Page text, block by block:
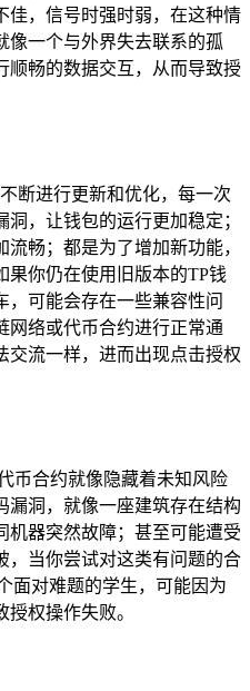
佳，信号时强时弱，在这种情
像一个与外界失去联系的孤
顺畅的数据交互，从而导致授
断进行更新和优化，每一次
，让钱包的运行更加稳定；
畅；都是为了增加新功能，
果你仍在使用旧版本的TP钱
，可能会存在一些兼容性问
网络或代币合约进行正常通
交流一样，进而出现点击授权
币合约就像隐藏着未知风险
漏洞，就像一座建筑存在结构
机器突然故障；甚至可能遭受
，当你尝试对这类有问题的合
面对难题的学生，可能因为
权操作失败。